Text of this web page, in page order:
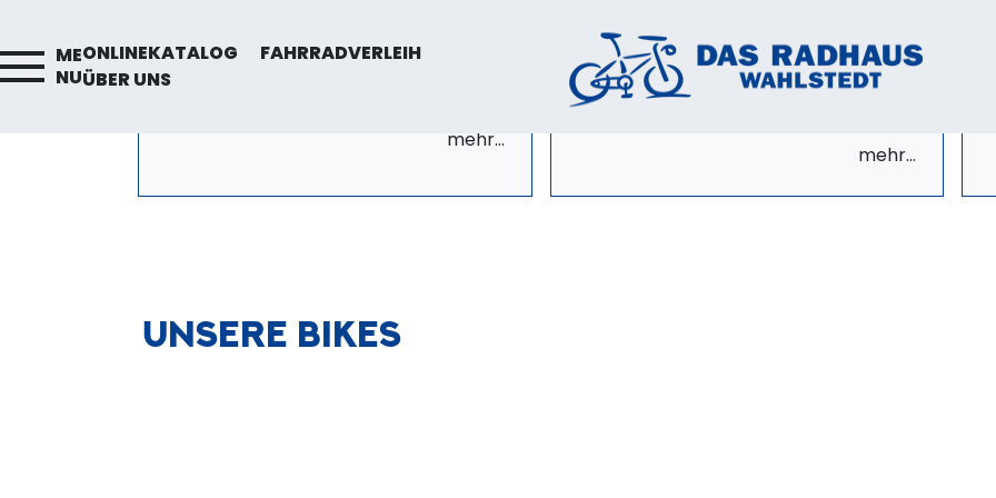
ME
NU
ONLINEKATALOG
FAHRRADVERLEIH
ÜBER UNS
Für jeden das passende
mehr...
Unsere gut geschulten
Mitarbeiter helfen Ihnen bei
der Wahl des neuen
Fahrrads. Beliebte Fahrrad-
mehr...
UNSERE BIKES